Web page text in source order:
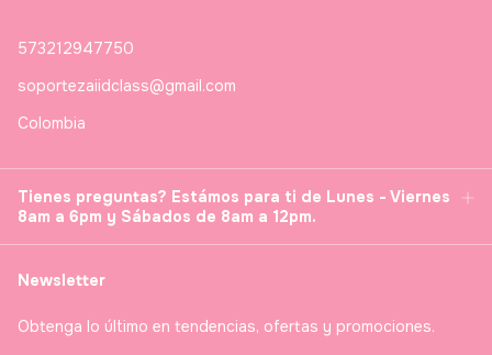
573212947750
soportezaiidclass@gmail.com
Colombia
Tienes preguntas? Estámos para ti de Lunes - Viernes
8am a 6pm y Sábados de 8am a 12pm.
Newsletter
Obtenga lo último en tendencias, ofertas y promociones.